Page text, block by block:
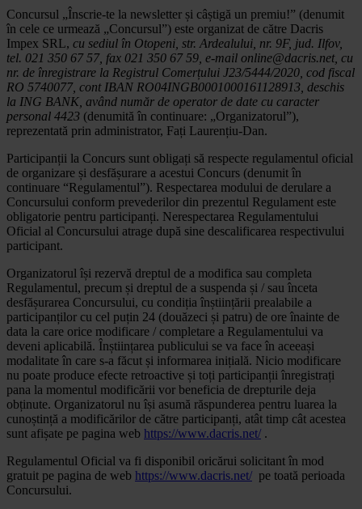
Concursul „Înscrie-te la newsletter și câștigă un premiu!” (denumit
în cele ce urmează „Concursul”) este organizat de către Dacris
Impex SRL, cu sediul în Otopeni, str. Ardealului, nr. 9F, jud. Ilfov,
tel. 021 350 67 57, fax 021 350 67 59, e-mail online@dacris.net, cu
nr. de înregistrare la Registrul Comerțului J23/5444/2020, cod fiscal
RO 5740077, cont IBAN RO04INGB0001000161128913, deschis
la ING BANK, având număr de operator de date cu caracter
personal 4423 (denumită în continuare: „Organizatorul”),
reprezentată prin administrator, Fați Laurențiu-Dan.
Participanții la Concurs sunt obligați să respecte regulamentul oficial
de organizare și desfășurare a acestui Concurs (denumit în
continuare “Regulamentul”). Respectarea modului de derulare a
Concursului conform prevederilor din prezentul Regulament este
obligatorie pentru participanți. Nerespectarea Regulamentului
Oficial al Concursului atrage după sine descalificarea respectivului
participant.
Organizatorul își rezervă dreptul de a modifica sau completa
Regulamentul, precum și dreptul de a suspenda și / sau înceta
desfășurarea Concursului, cu condiția înștiințării prealabile a
participanților cu cel puțin 24 (douăzeci și patru) de ore înainte de
data la care orice modificare / completare a Regulamentului va
deveni aplicabilă. Înștiințarea publicului se va face în aceeași
modalitate în care s-a făcut și informarea inițială. Nicio modificare
nu poate produce efecte retroactive și toți participanții înregistrați
pana la momentul modificării vor beneficia de drepturile deja
obținute. Organizatorul nu își asumă răspunderea pentru luarea la
cunoștință a modificărilor de către participanți, atât timp cât acestea
sunt afișate pe pagina web https://www.dacris.net/ .
Regulamentul Oficial va fi disponibil oricărui solicitant în mod
gratuit pe pagina de web https://www.dacris.net/ pe toată perioada
Concursului.